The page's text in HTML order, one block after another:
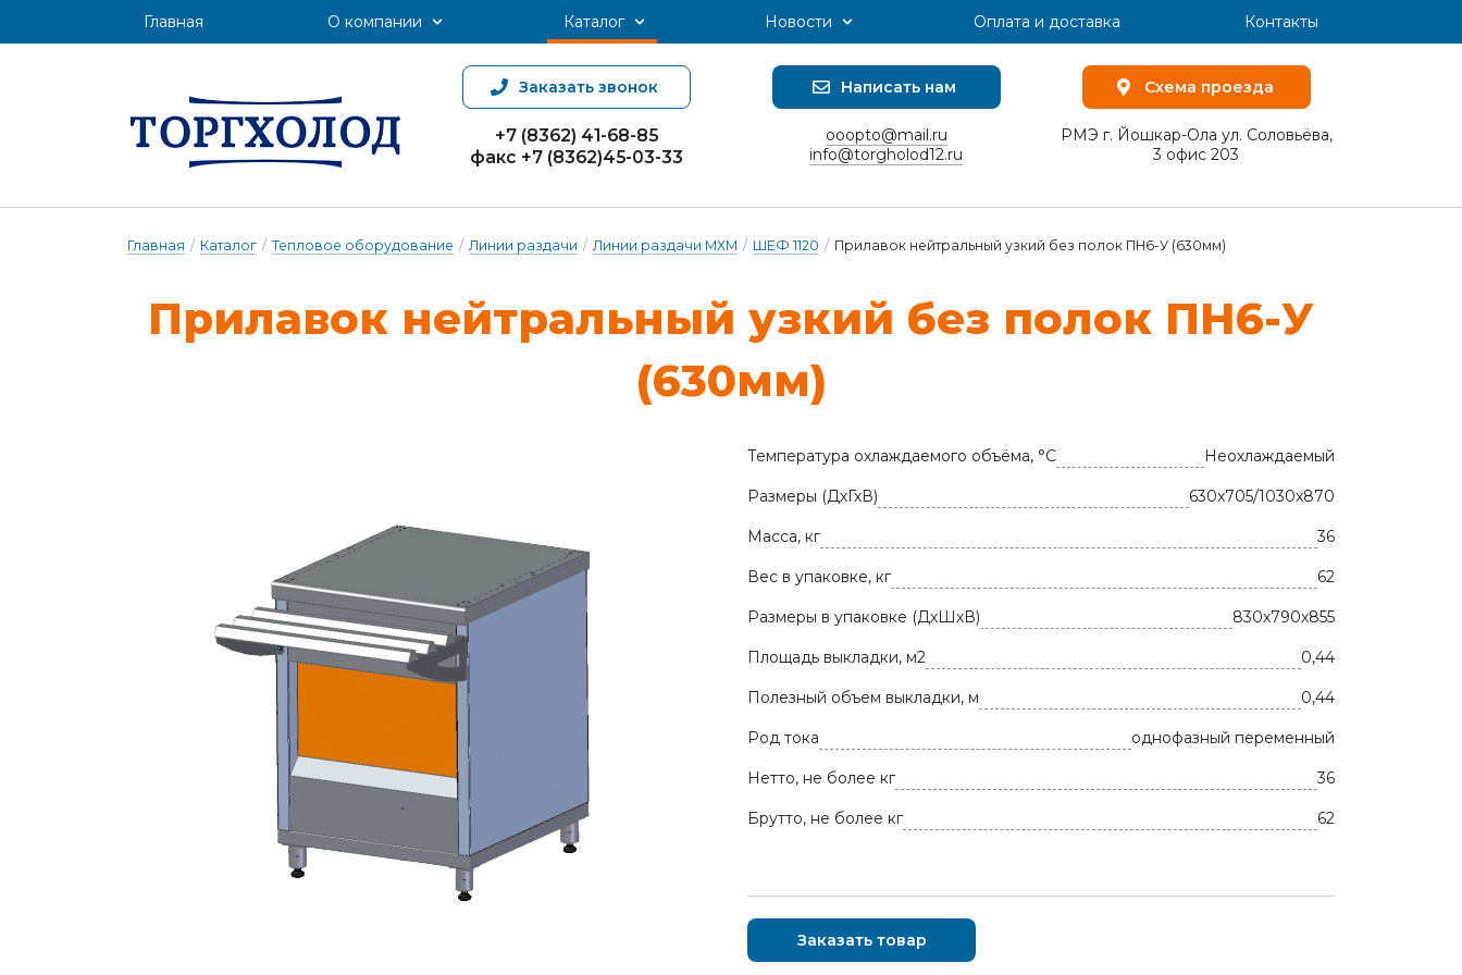
Главная О компании Каталог Новости Оплата и доставка Контакты
Заказать звонок
+7 (8362) 41-68-85
факс +7 (8362)45-03-33
Написать нам
ooopto@mail.ru
info@torgholod12.ru
Схема проезда
РМЭ г. Йошкар-Ола ул. Соловьёва,
3 офис 203
Главная / Каталог / Тепловое оборудование / Линии раздачи / Линии раздачи МХМ / ШЕФ 1120 / Прилавок нейтральный узкий без полок ПН6-У (630мм)
При­ла­вок ней­траль­ный уз­кий без по­лок ПН6-У
(630мм)
Температура охлаждаемого объёма, °C Неохлаждаемый
Размеры (ДхГхВ) 630x705/1030x870
Масса, кг 36
Вес в упаковке, кг 62
Размеры в упаковке (ДхШхВ) 830x790x855
Площадь выкладки, м2 0,44
Полезный объем выкладки, м 0,44
Род тока однофазный переменный
Нетто, не более кг 36
Брутто, не более кг 62
Заказать товар